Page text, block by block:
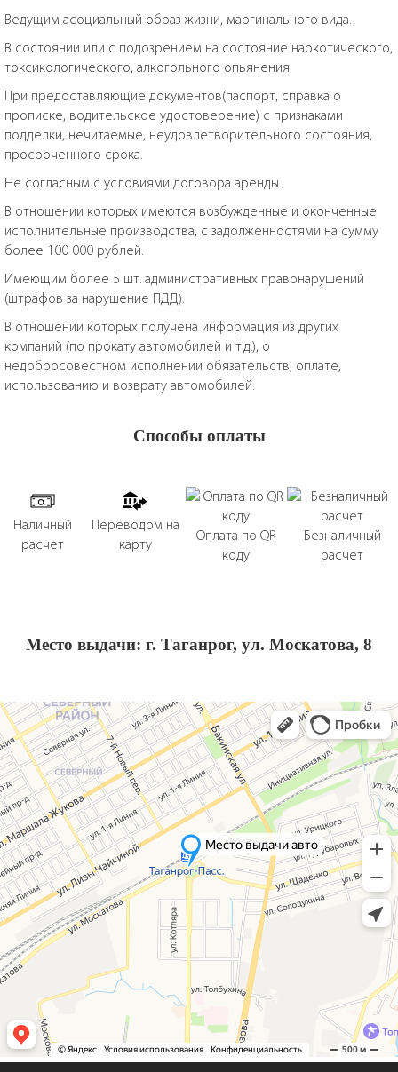
Ведущим асоциальный образ жизни, маргинального вида.
В состоянии или с подозрением на состояние наркотического,
токсикологического, алкогольного опьянения.
При предоставляющие документов(паспорт, справка о
прописке, водительское удостоверение) с признаками
подделки, нечитаемые, неудовлетворительного состояния,
просроченного срока.
Не согласным с условиями договора аренды.
В отношении которых имеются возбужденные и оконченные
исполнительные производства, с задолженностями на сумму
более 100 000 рублей.
Имеющим более 5 шт. административных правонарушений
(штрафов за нарушение ПДД).
В отношении которых получена информация из других
компаний (по прокату автомобилей и т.д.), о
недобросовестном исполнении обязательств, оплате,
использованию и возврату автомобилей.
Способы оплаты
Наличный
расчет
Переводом на
карту
Оплата по QR
коду
Безналичный
расчет
Место выдачи: г. Таганрог, ул. Москатова, 8